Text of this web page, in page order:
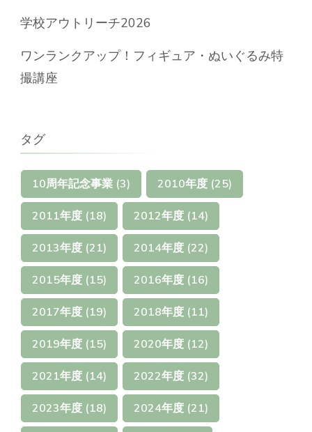
学校アウトリーチ2026
ワンランクアップ！フィギュア・ぬいぐるみ特
撮講座
タグ
10周年記念事業 (3) 2010年度 (25)
2011年度 (18) 2012年度 (14)
2013年度 (21) 2014年度 (22)
2015年度 (15) 2016年度 (16)
2017年度 (19) 2018年度 (11)
2019年度 (15) 2020年度 (12)
2021年度 (14) 2022年度 (32)
2023年度 (18) 2024年度 (21)